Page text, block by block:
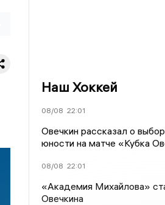
Наш Хоккей
08/08 22:01
Овечкин рассказал о
юности на матче «Кубка
08/08 22:01
«Академия Михайлова»
Овечкина